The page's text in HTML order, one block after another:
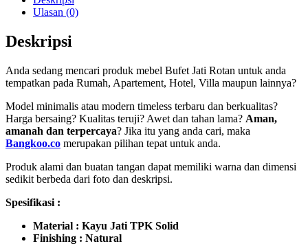
Ulasan (0)
Deskripsi
Anda sedang mencari produk mebel Bufet Jati Rotan untuk anda
tempatkan pada Rumah, Apartement, Hotel, Villa maupun lainnya?
Model minimalis atau modern timeless terbaru dan berkualitas?
Harga bersaing? Kualitas teruji? Awet dan tahan lama? Aman,
amanah dan terpercaya? Jika itu yang anda cari, maka
Bangkoo.co merupakan pilihan tepat untuk anda.
Produk alami dan buatan tangan dapat memiliki warna dan dimensi
sedikit berbeda dari foto dan deskripsi.
Spesifikasi :
Material : Kayu Jati TPK Solid
Finishing : Natural